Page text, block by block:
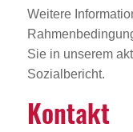
Weitere
Sie in unserem
Sozialbericht.
Kontakt